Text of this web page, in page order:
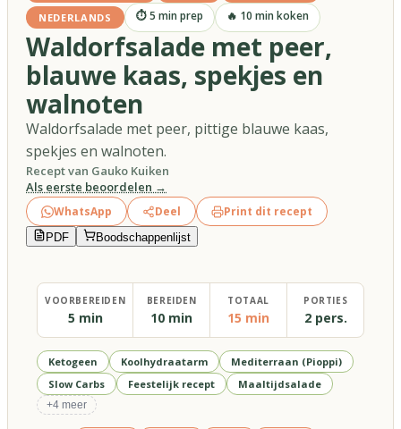
NEDERLANDS
⏱5 min prep 🔥 10 min koken
Waldorfsalade met peer,
blauwe kaas, spekjes en
walnoten
Waldorfsalade met peer, pittige blauwe kaas,
spekjes en walnoten.
Recept van Gauko Kuiken
Als eerste beoordelen →
WhatsApp Deel Print dit recept
PDF Boodschappenlijst
VOORBEREIDEN
5 min
BEREIDEN
10 min
TOTAAL
15 min
PORTIES
2 pers.
Ketogeen Koolhydraatarm
Mediterraan (Pioppi)
Slow Carbs
Feestelijk recept Maaltijdsalade
+4 meer